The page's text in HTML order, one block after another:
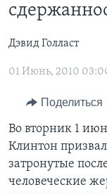
контент
Перейти
навигации
Перейти
поиск
НОВОСТИ ЗА
ИТОГИ
ПОЧЕМУ ЭТО
ДИСКУССИЯ
ДЕТАЛИ
НЬЮ-ЙОРК NEW
ПРОЕКТЫ
УЧИМ
НАША
А КАК В
АРТЕФАКТЫ
АМЕРИКАНСКИЕ
ТЕСТЫ
ЭКСПЕРТИЗА
ИНТЕРВЬЮ
ФАКТЫ ПРОТИВ
ЗА СВОБОДУ
УЧИМ
ВИДЕО
Дэвид Голласт
01 Июнь, 2010
Поделиться
Во вторник 1
Клинтон
затронутые
человеческие